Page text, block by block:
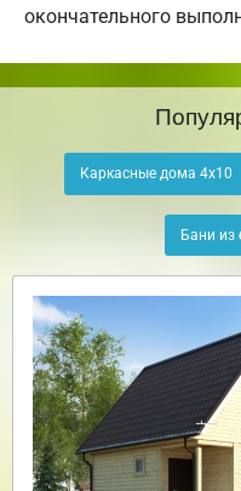
окончательного
Каркасные дома 4х10
Бани из